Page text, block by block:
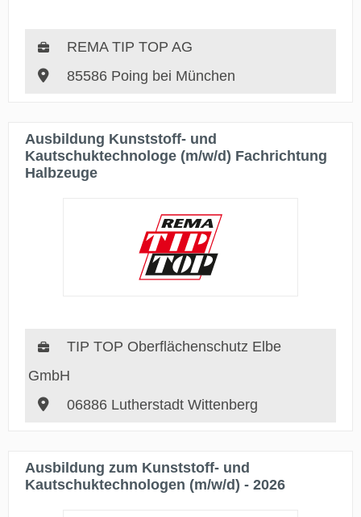
REMA TIP TOP AG
85586 Poing bei München
Ausbildung Kunststoff- und
Kautschuktechnologe (m/w/d) Fachrichtung
Halbzeuge
TIP TOP Oberflächenschutz Elbe
GmbH
06886 Lutherstadt Wittenberg
Ausbildung zum Kunststoff- und
Kautschuktechnologen (m/w/d) - 2026